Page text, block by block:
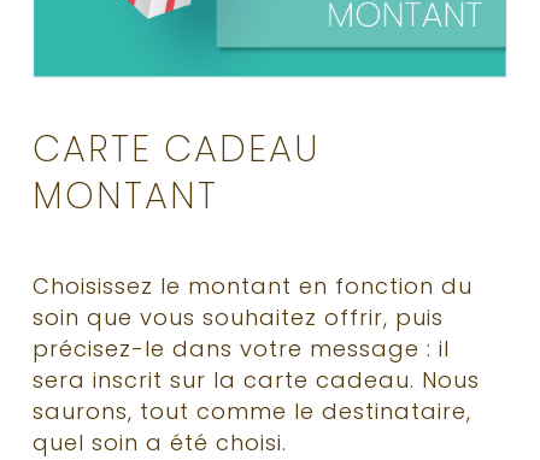
CARTE CADEAU
MONTANT
Choisissez le montant en fonction du
soin que vous souhaitez offrir, puis
précisez-le dans votre message : il
sera inscrit sur la carte cadeau. Nous
saurons, tout comme le destinataire,
quel soin a été choisi.